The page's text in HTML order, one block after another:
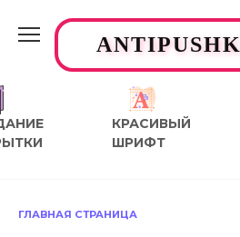
содержанию
КРАСИВЫЙ
ШРИФТ
ГЛАВНАЯ СТРАНИЦА